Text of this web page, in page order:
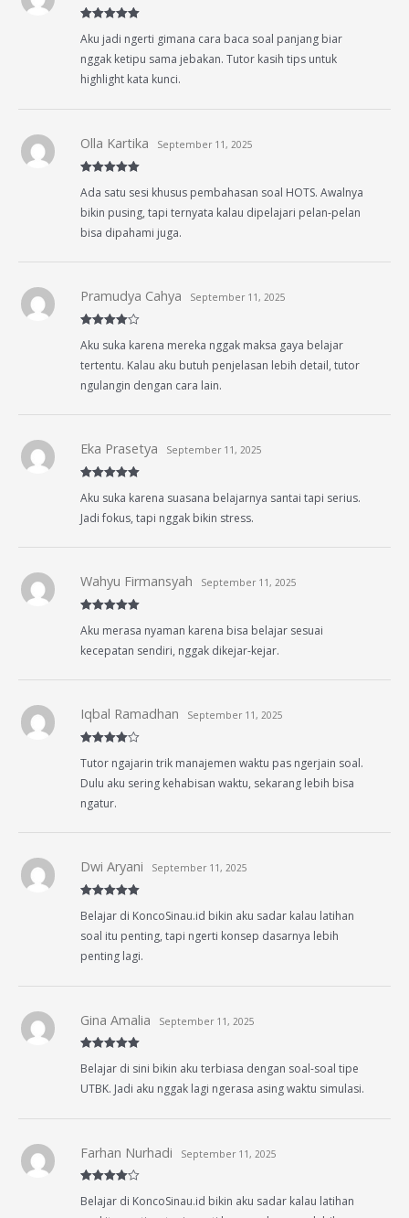
of 5
Aku jadi ngerti gimana cara baca soal panjang biar
nggak ketipu sama jebakan. Tutor kasih tips untuk
highlight kata kunci.
of 5
Olla Kartika September 11, 2025
Ada satu sesi khusus pembahasan soal HOTS. Awalnya
bikin pusing, tapi ternyata kalau dipelajari pelan-pelan
bisa dipahami juga.
out of 5
Pramudya Cahya September 11, 2025
Aku suka karena mereka nggak maksa gaya belajar
tertentu. Kalau aku butuh penjelasan lebih detail, tutor
ngulangin dengan cara lain.
of 5
Eka Prasetya September 11, 2025
Aku suka karena suasana belajarnya santai tapi serius.
Jadi fokus, tapi nggak bikin stress.
of 5
Wahyu Firmansyah September 11, 2025
Aku merasa nyaman karena bisa belajar sesuai
kecepatan sendiri, nggak dikejar-kejar.
out of 5
Iqbal Ramadhan September 11, 2025
Tutor ngajarin trik manajemen waktu pas ngerjain soal.
Dulu aku sering kehabisan waktu, sekarang lebih bisa
ngatur.
of 5
Dwi Aryani September 11, 2025
Belajar di KoncoSinau.id bikin aku sadar kalau latihan
soal itu penting, tapi ngerti konsep dasarnya lebih
penting lagi.
of 5
Gina Amalia September 11, 2025
Belajar di sini bikin aku terbiasa dengan soal-soal tipe
UTBK. Jadi aku nggak lagi ngerasa asing waktu simulasi.
out of 5
Farhan Nurhadi September 11, 2025
Belajar di KoncoSinau.id bikin aku sadar kalau latihan